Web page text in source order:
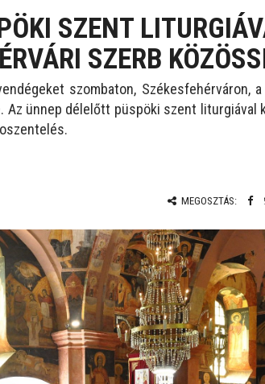
SZENT
SZERB
szombaton, Székesfehérváron,
ünnep délelőtt püspöki szent liturgiával
MEGOSZTÁS: